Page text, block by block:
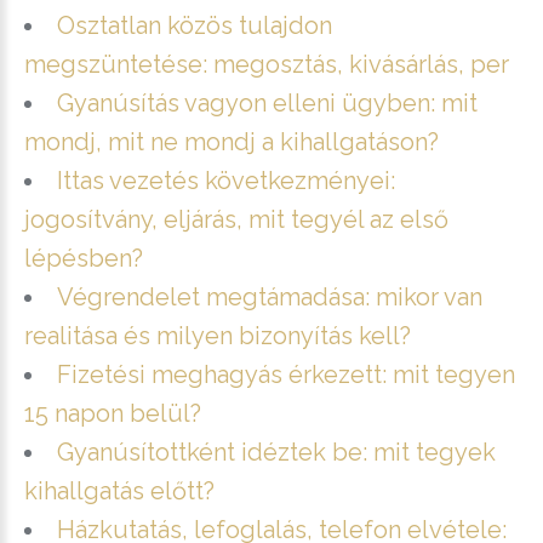
Osztatlan közös tulajdon
megszüntetése: megosztás, kivásárlás, per
Gyanúsítás vagyon elleni ügyben: mit
mondj, mit ne mondj a kihallgatáson?
Ittas vezetés következményei:
jogosítvány, eljárás, mit tegyél az első
lépésben?
Végrendelet megtámadása: mikor van
realitása és milyen bizonyítás kell?
Fizetési meghagyás érkezett: mit tegyen
15 napon belül?
Gyanúsítottként idéztek be: mit tegyek
kihallgatás előtt?
Házkutatás, lefoglalás, telefon elvétele: